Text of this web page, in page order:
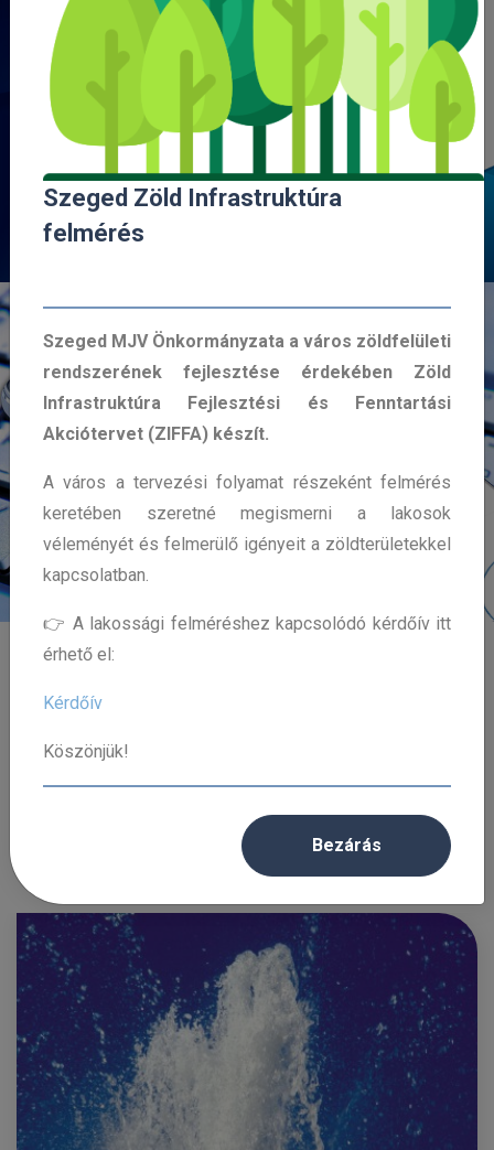
SZEGEDI VÍZMŰ
TELEFONOS
APPLIKÁCIÓ
INTÉZZE ÜGYEIT
EGYSZERŰEN, KÉNYELMESEN
TÖLTSE LE MOST!
Szeged Zöld Infrastruktúra
felmérés
Szeged MJV Önkormányzata a város zöldfelületi
rendszerének fejlesztése érdekében Zöld
Infrastruktúra Fejlesztési és Fenntartási
Akciótervet (ZIFFA) készít.
A város a tervezési folyamat részeként felmérés
keretében szeretné megismerni a lakosok
véleményét és felmerülő igényeit a zöldterületekkel
kapcsolatban.
👉 A lakossági felméréshez kapcsolódó kérdőív itt
érhető el:
Kérdőív
Köszönjük!
Bezárás